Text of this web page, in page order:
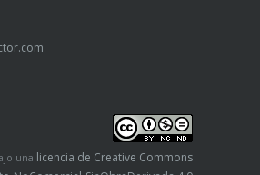
una licencia de Creative Commons